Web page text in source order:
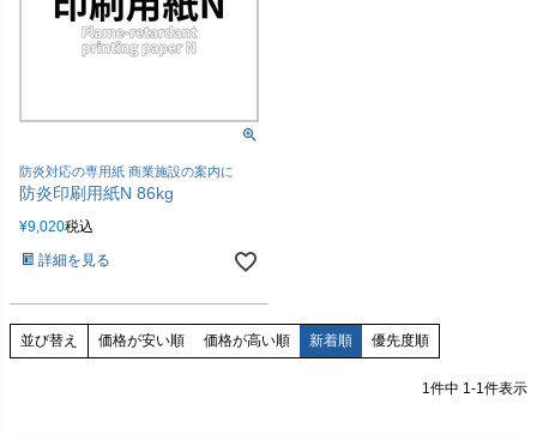
防炎対応の専用紙 商業施設の案内に
防炎印刷用紙N 86kg
¥9,020税込
詳細を見る
並び替え 価格が安い順 価格が高い順 新着順 優先度順
1件中 1-1件表示